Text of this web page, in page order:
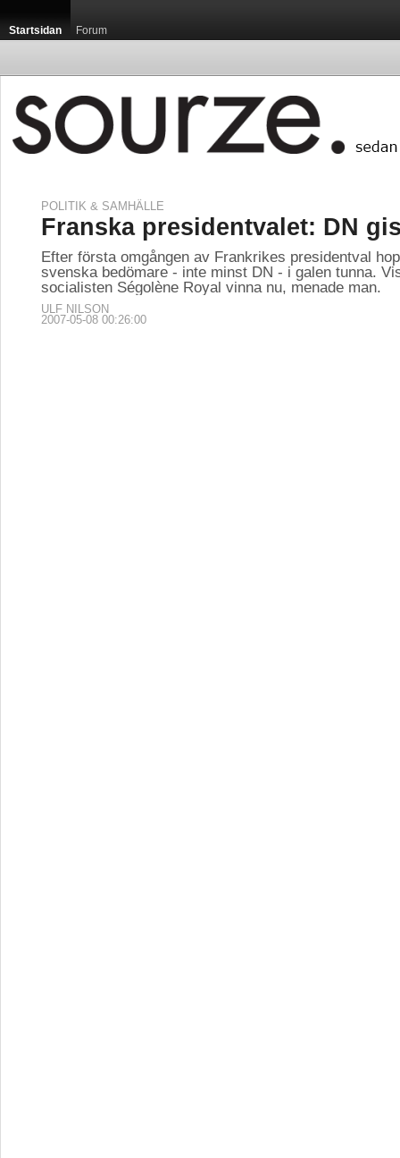
Startsidan Forum
POLITIK & SAMHÄLLE
Franska presidentvalet: DN
Efter första omgången av Frankrikes presidentval
svenska bedömare - inte minst DN - i galen tunna.
socialisten Ségolène Royal vinna nu, menade man.
ULF NILSON
2007-05-08 00:26:00